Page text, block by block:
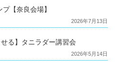
【奈良会場】
2026年7月13日
る】タニラダー講習会
2026年5月14日